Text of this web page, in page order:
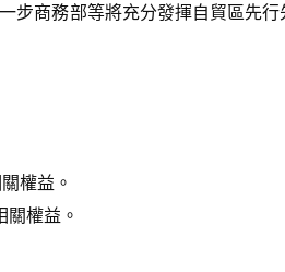
步商務部等將充分發揮自貿區先行
權益。
關權益。